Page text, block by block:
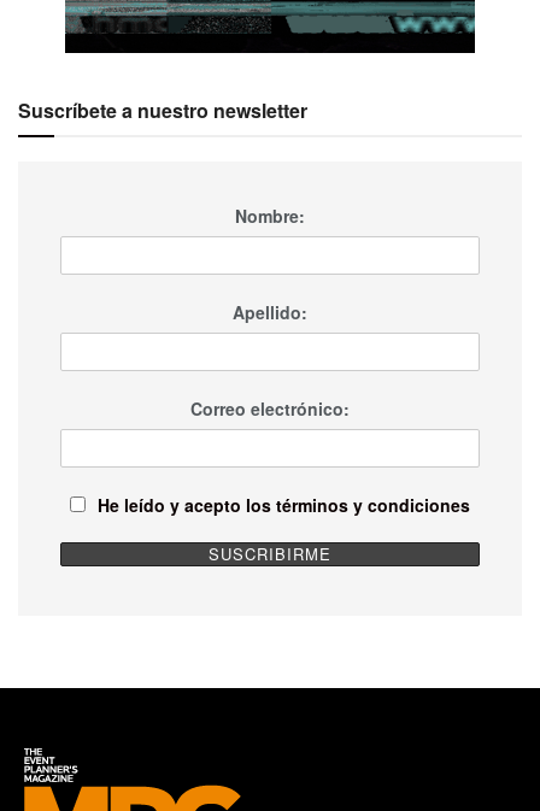
Suscríbete a nuestro newsletter
Nombre:
Apellido:
Correo electrónico:
He leído y acepto los términos y condiciones